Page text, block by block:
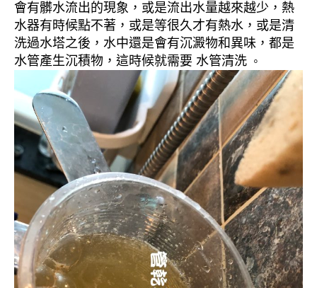
會有髒水流出的現象，或是流出水量越來越少，熱
水器有時候點不著，或是等很久才有熱水，或是清
洗過水塔之後，水中還是會有沉澱物和異味，都是
水管產生沉積物，這時候就需要 水管清洗
。